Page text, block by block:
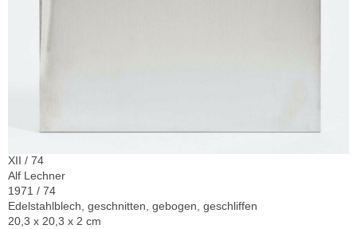
XII / 74
Alf Lechner
1971 / 74
Edelstahlblech, geschnitten, gebogen, geschliffen
20,3 x 20,3 x 2 cm